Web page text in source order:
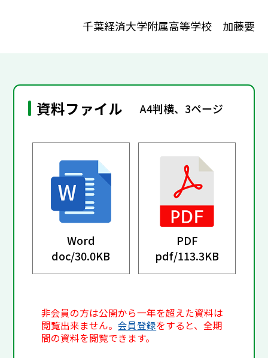
千葉経済大学附属高等学校 加藤要
資料ファイル A4判横、3ページ
Word
doc/30.0KB
PDF
pdf/113.3KB
非会員の方は公開から一年を超えた資料は
閲覧出来ません。会員登録をすると、全期
間の資料を閲覧できます。